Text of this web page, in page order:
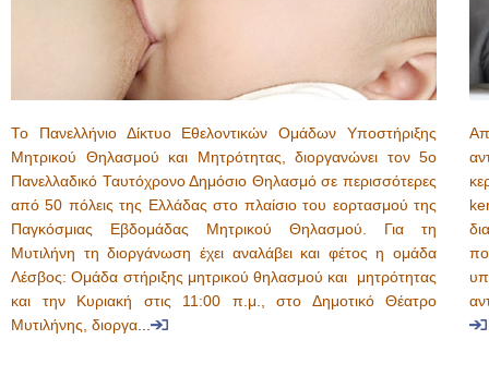
Το Πανελλήνιο Δίκτυο Εθελοντικών Ομάδων Υποστήριξης
Μητρικού Θηλασμού και Μητρότητας, διοργανώνει τον 5ο
Πανελλαδικό Ταυτόχρονο Δημόσιο Θηλασμό σε περισσότερες
από 50 πόλεις της Ελλάδας στο πλαίσιο του εορτασμού της
Παγκόσμιας Εβδομάδας Μητρικού Θηλασμού. Για τη
Μυτιλήνη τη διοργάνωση έχει αναλάβει και φέτος η ομάδα
Λέσβος: Ομάδα στήριξης μητρικού θηλασμού και μητρότητας
και την Κυριακή στις 11:00 π.μ., στο Δημοτικό Θέατρο
Μυτιλήνης, διοργα...